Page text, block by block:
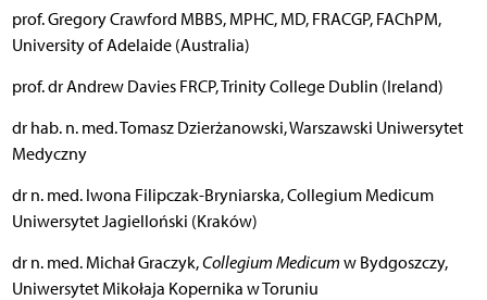
prof. Gregory Crawford MBBS, MPHC, MD, FRACGP, FAChPM,
University of Adelaide (Australia)
prof. dr Andrew Davies FRCP, Trinity College Dublin (Ireland)
dr hab. n. med. Tomasz Dzierżanowski, Warszawski Uniwersytet
Medyczny
dr n. med. Iwona Filipczak-Bryniarska, Collegium Medicum
Uniwersytet Jagielloński (Kraków)
dr n. med. Michał Graczyk,Collegium Medicum w Bydgoszczy,
Uniwersytet Mikołaja Kopernika w Toruniu